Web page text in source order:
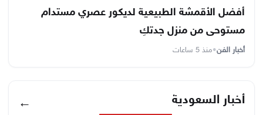
أفضل الأقمشة الطبيعية لديكور عصري مستدام
مستوحى من منزل جدتكِ
أخبار الفن•منذ 5 ساعات
أخبار السعودية ←